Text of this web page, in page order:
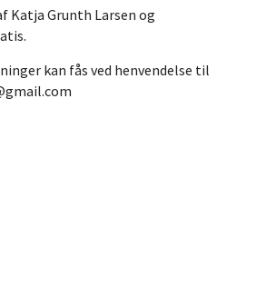
Katja Grunth Larsen og
kan fås ved henvendelse til